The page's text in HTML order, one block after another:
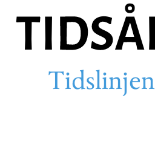
hovedinnhold
Main
Tidslinjen